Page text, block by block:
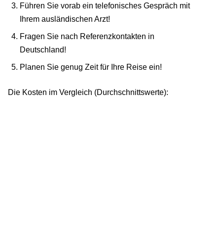
Führen Sie vorab ein telefonisches Gespräch mit
Ihrem ausländischen Arzt!
Fragen Sie nach Referenzkontakten in
Deutschland!
Planen Sie genug Zeit für Ihre Reise ein!
Die Kosten im Vergleich (Durchschnittswerte):